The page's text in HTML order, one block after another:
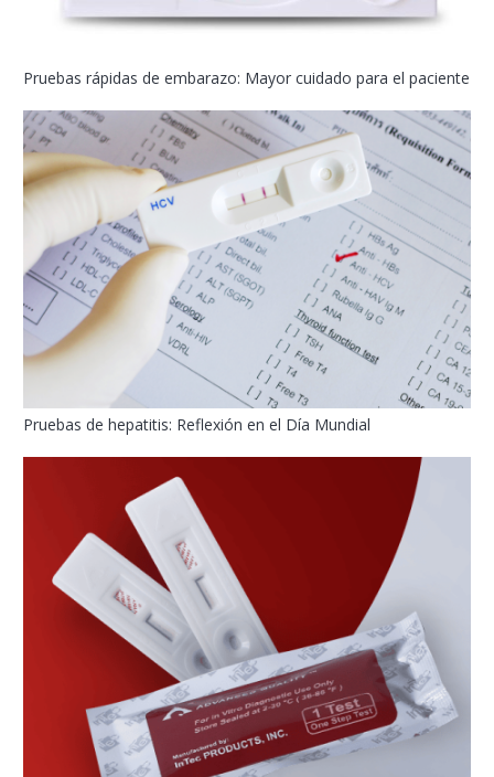
Pruebas rápidas de embarazo: Mayor cuidado para el paciente
Pruebas de hepatitis: Reflexión en el Día Mundial